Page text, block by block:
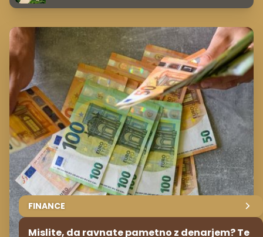
FINANCE
Mislite, da ravnate pametno z denarjem? Te